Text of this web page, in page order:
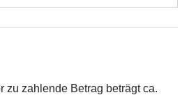
können!
und Transport
:)
„Was ist inbegriffen“ erwähnt
zu zahlende Betrag beträgt ca.